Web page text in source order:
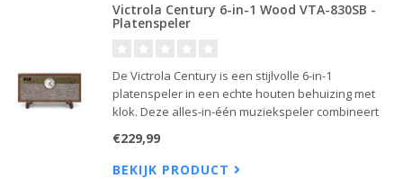
Victrola Century 6-in-1 Wood VTA-830SB -
Platenspeler
De Victrola Century is een stijlvolle 6-in-1
platenspeler in een echte houten behuizing met
klok. Deze alles-in-één muziekspeler combineert
vinyl, cd's, cassettebandjes en muziek via
Bluetooth of aux-in.
€229,99
BEKIJK PRODUCT